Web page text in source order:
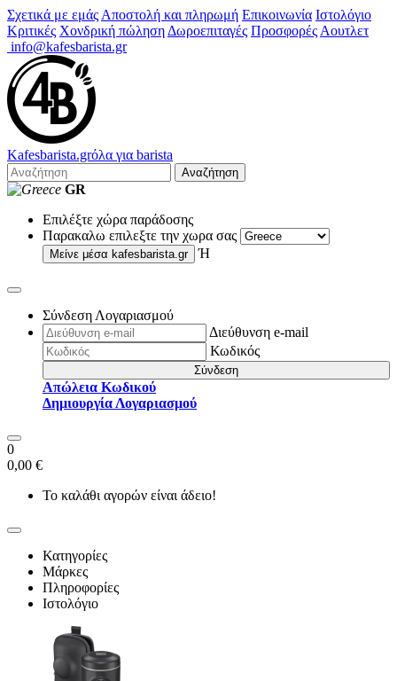
Σχετικά με εμάς Αποστολή και πληρωμή Επικοινωνία Ιστολόγιο
Κριτικές Χονδρική πώληση Δωροεπιταγές Προσφορές Αουτλετ
info@kafesbarista.gr
Kafesbarista.grόλα για barista
Αναζήτηση
GR
Επιλέξτε χώρα παράδοσης
Παρακαλω επιλεξτε την χωρα σας
Μείνε μέσα kafesbarista.gr Ή
Σύνδεση Λογαριασμού
Διεύθυνση e-mail
Κωδικός
Σύνδεση
Απώλεια Κωδικού
Δημιουργία Λογαριασμού
0
0,00 €
Το καλάθι αγορών είναι άδειο!
Κατηγορίες
Μάρκες
Πληροφορίες
Ιστολόγιο